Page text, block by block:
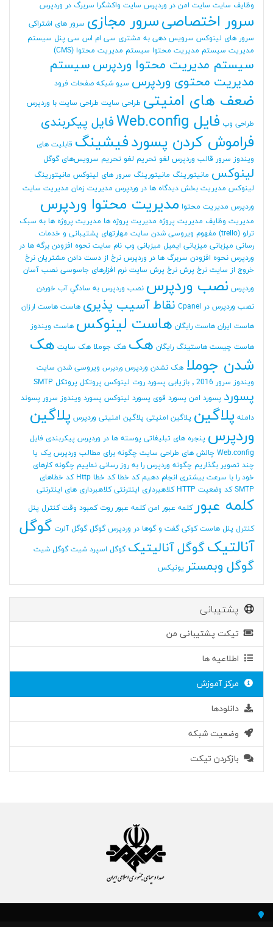
وظایف سایت سایت امن در وردپرس سایت واکشگرا سربرگ در وردپرس
سرور اختصاصیسرور مجازی سرور های اشتراکی
سرور های لینوکس سرویس دهی به مشتری سی ام اس سی پنل سیستم
مدیریت سیستم مدیریت محتوا سیستم مدیریت محتوا (CMS)
سیستم مدیریت محتوا وردپرس سیستم
مدیریت محتوی وردپرس سیو شبکه صفحات فرود
ضعف های امنیتی طراحی سایت طراحی سایت با وردپرس
طراحی وب فایل Web.config فایل پیکربندی
فراموش کردن پسوردفیشینگ قابلیت های
ویندوز سرور قالب وردپرس لغو تحریم لغو تحریم سرویس‌های گوگل
لینوکس مانیتورینگ مانیتورینگ سرور های لینوکس مانیتورینگ
لینوکس مدیریت بخش دیدگاه ها در وردپرس مدیریت زمان مدیریت سایت
وردپرس مدیریت محتوا مدیریت محتوا وردپرس
مدیریت وظایف مدیریت پروژه مدیریت پروژه ها مدیریت پروژه ها به سبک
ترلو (trello)
مفهوم ویروسی شدن سایت مهارتهای پشتیبانی و خدمات
رسانی میزبانی میزبانی ایمیل میزبانی وب نام سایت نحوه افزودن برگه ها در
وردپرس نحوه افزودن سربرگ ها در وردپرس نرخ از دست دادن مشتریان نرخ
خروج از سایت نرخ پرش نرخ پرش سایت نرم افزارهای جاسوسی نصب آسان
وردپرس نصب وردپرس نصب وردپرس به سادگي آب خوردن
نصب وردپرس در Cpanel
نقاط آسیب پذیری هاست هاست ارزان
هاست ایران هاست رایگان هاست لینوکس هاست ویندوز
هاست چیست هاستینگ رایگان هک هک جوملا هک سایت هک
شدن جوملا هک نشدن وردپرس وردپرس ویروسی شدن سایت
ویندوز سرور 2016
٬ بازیابی پسورد روت لینوکس پروتکل پروتکل SMTP
پسورد پسورد امن پسورد قوی پسورد لینوکس پسورد ویندوز سرور پسوند
دامنه پلاگین پلاگین امنیتی پلاگین امنیتی وردپرس پلاگین
وردپرس پنجره های تبلیغاتی پوسته ها در وردپرس پیکربندی فایل
Web.config چالش های طراحی سایت چگونه برای مطالب وردپرس یک یا
چند تصویر بگذاریم چگونه وردپرس را به روز رسانی نماییم چگونه کارهای
خود را با سرعت بیشتری انجام دهیم کد خطا کد خطا Http
کد خطاهای
SMTP کد وضعیت HTTP کلاهبرداری اینترنتی کلاهبرداری های اینترنتی
کلمه عبور کلمه عبور امن کلمه عبور روت کمبود وقت کنترل پنل
کنترل پنل هاست کوکی گفت و گوها در وردپرس گوگل گوگل آلرت گوگل
آنالتیکگوگل آنالیتیک گوگل اسپرد شیت گوگل شیت
گوگل وبمستر یونیکس
پشتیبانی
تیکت پشتیبانی من
اطلاعیه ها
مرکز آموزش
دانلودها
وضعیت شبکه
بازکردن تیکت